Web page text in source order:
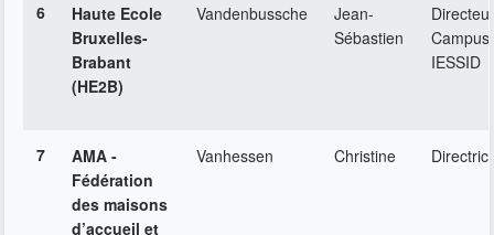
6
Haute Ecole
Bruxelles-
Brabant
(HE2B)
Vandenbussche
Jean-
Sébastien
Campus
IESSID
7
AMA -
Fédération
des maisons
d’accueil et
Vanhessen Christine